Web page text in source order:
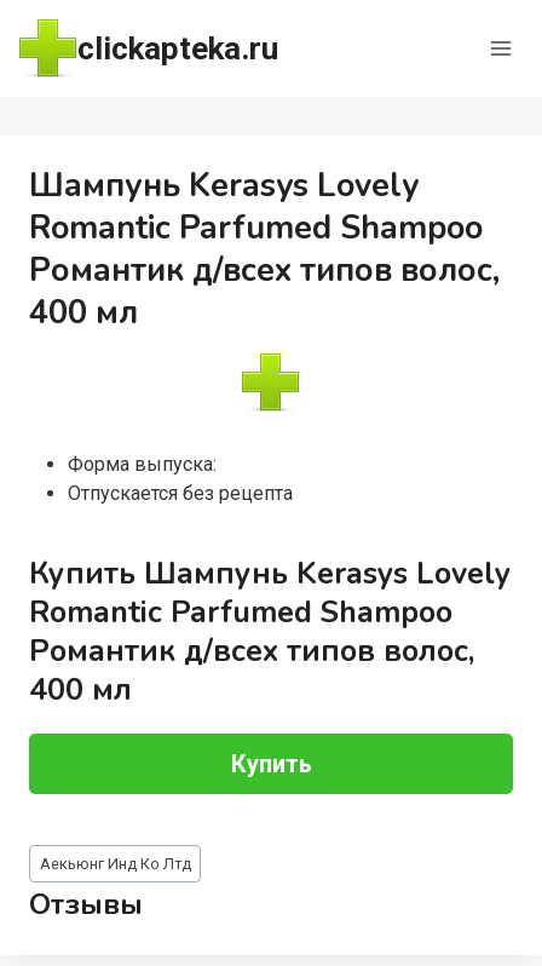
Перейти
содержимому
clickapteka.ru
Шампунь Kerasys Lovely
Romantic Parfumed Shampoo
Романтик д/всех типов волос,
400 мл
Форма выпуска:
Отпускается без рецепта
Купить Шампунь Kerasys Lovely
Romantic Parfumed Shampoo
Романтик д/всех типов волос,
400 мл
Купить
Метки
записи:
Аекьюнг Инд Ко Лтд
Отзывы